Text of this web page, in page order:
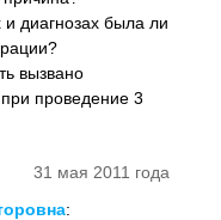
диагнозах была ли
вызвано
проведение 3
31 мая 2011 года
: